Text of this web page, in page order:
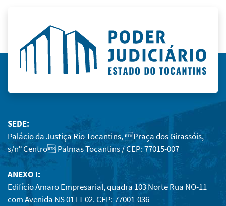
SEDE:
Palácio da Justiça Rio Tocantins, Praça dos Girassóis,
s/nº Centro Palmas Tocantins / CEP: 77015-007
ANEXO I:
Edifício Amaro Empresarial, quadra 103 Norte Rua NO-11
com Avenida NS 01 LT 02. CEP: 77001-036